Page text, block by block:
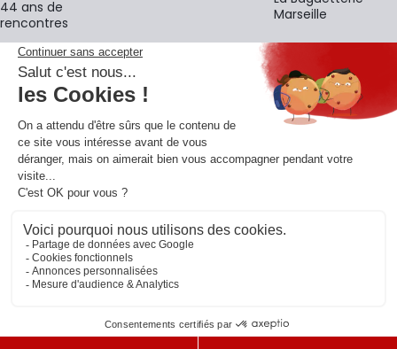
44 ans de
rencontres
Écoles
Marseille
La newsletter
Adresse e-mail
En vous inscrivant à notre newsletter, vous acceptez notre
confidentialité .
Retrouvons-nous sur